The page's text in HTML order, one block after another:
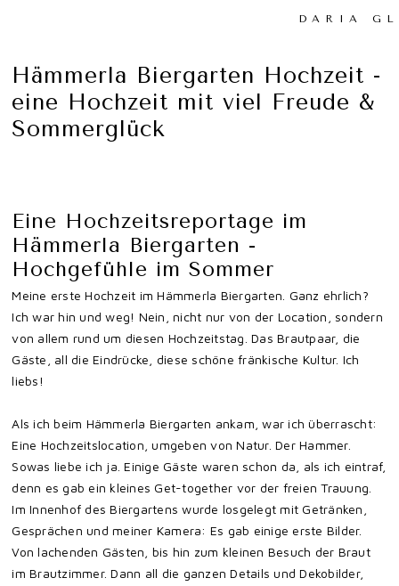
DARIA
Hämmerla Biergarten Hochzeit -
eine Hochzeit mit viel Freude &
Sommerglück
Eine Hochzeitsreportage im
Hämmerla Biergarten -
Hochgefühle im Sommer
Meine erste Hochzeit im Hämmerla Biergarten. Ganz ehrlich?
Ich war hin und weg! Nein, nicht nur von der Location, sondern
von allem rund um diesen Hochzeitstag. Das Brautpaar, die
Gäste, all die Eindrücke, diese schöne fränkische Kultur. Ich
liebs!
Als ich beim Hämmerla Biergarten ankam, war ich überrascht:
Eine Hochzeitslocation, umgeben von Natur. Der Hammer.
Sowas liebe ich ja. Einige Gäste waren schon da, als ich eintraf,
denn es gab ein kleines Get-together vor der freien Trauung.
Im Innenhof des Biergartens wurde losgelegt mit Getränken,
Gesprächen und meiner Kamera: Es gab einige erste Bilder.
Von lachenden Gästen, bis hin zum kleinen Besuch der Braut
im Brautzimmer. Dann all die ganzen Details und Dekobilder,